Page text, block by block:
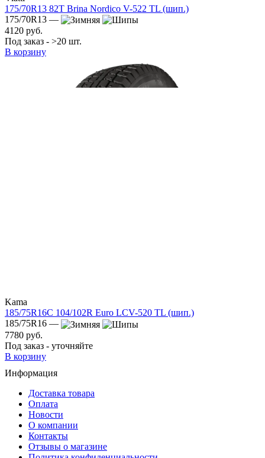
175/70R13 82T Brina Nordico V-522 TL (шип.)
175/70R13 —
4120 руб.
Под заказ - >20 шт.
В корзину
Kama
185/75R16C 104/102R Euro LCV-520 TL (шип.)
185/75R16 —
7780 руб.
Под заказ - уточняйте
В корзину
Информация
Доставка товара
Оплата
Новости
О компании
Контакты
Отзывы о магазине